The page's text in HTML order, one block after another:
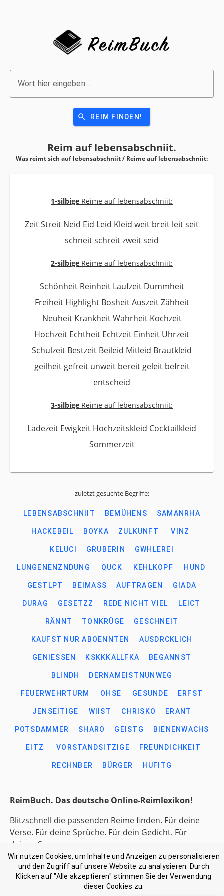
Wort hier eingeben ...
search REIM FINDEN!
Reim auflebensabschniit.
Was reimt sich auf lebensabschniit / Reime auf lebensabschniit:
1-silbige Reime auf lebensabschniit:
Zeit Streit Neid Eid Leid Kleid weit breit leit seit
schneit schreit zweit seid
2-silbige Reime auf lebensabschniit:
Schönheit Reinheit Laufzeit Dummheit
Freiheit Highlight Bosheit Auszeit Zähheit
Neuheit Krankheit Wahrheit Kochzeit
Hochzeit Echtheit Echtzeit Einheit Uhrzeit
Schulzeit Bestzeit Beileid Mitleid Brautkleid
geilheit gefreit unweit bereit geleit befreit
entscheid
3-silbige Reime auf lebensabschniit:
Ladezeit Ewigkeit Hochzeitskleid Cocktailkleid
Sommerzeit
zuletzt gesuchte Begriffe:
LEBENSABSCHNIIT BEMÜHENS SAMANRHA
HACKEBEIL BOYKA ZULKUNFT VINZ
KELUCI GRUBERIN GWHLEREI
LUNGENENZNDUNG QUCK KEHLKOPF HUND
GESTLPT BEIMASS AUFTRAGEN GIADA
DURAG GESETZZ REDE NICHT VIEL LEICT
RÄNNT TONKRÜGE GESCHNEIT
KAUFST NUR ABOENNTEN AUSDRCKLICH
GENIESSEN KSKKKALLFKA BEGANNST
BLINDH DERNAMEISTNUNWEG
FEUERWEHRTURM OHSE GESUNDE ERFST
JENSEITIGE WIIST CHRISKO ERANT
POTSDAMMER SHARO GEISTG BIENENWACHS
EITZ VORSTANDSITZIGE FREUNDICHKEIT
RECHNBER BÜRGER HUFITG
ReimBuch. Das deutsche Online-Reimlexikon!
Blitzschnell die passenden Reime finden. Für deine
Verse. Für deine Sprüche. Für dein Gedicht. Für
deinen Song.
Link-Liste gesammelter Begriffe
Kontakt: support@reimbuch .net
Wir nutzen Cookies, um Inhalte und Anzeigen zu personalisieren
und den Zugriff auf unsere Website zu analysieren. Durch
Klicken auf "Alle akzeptieren" stimmen Sie der Verwendung
dieser Cookies zu.